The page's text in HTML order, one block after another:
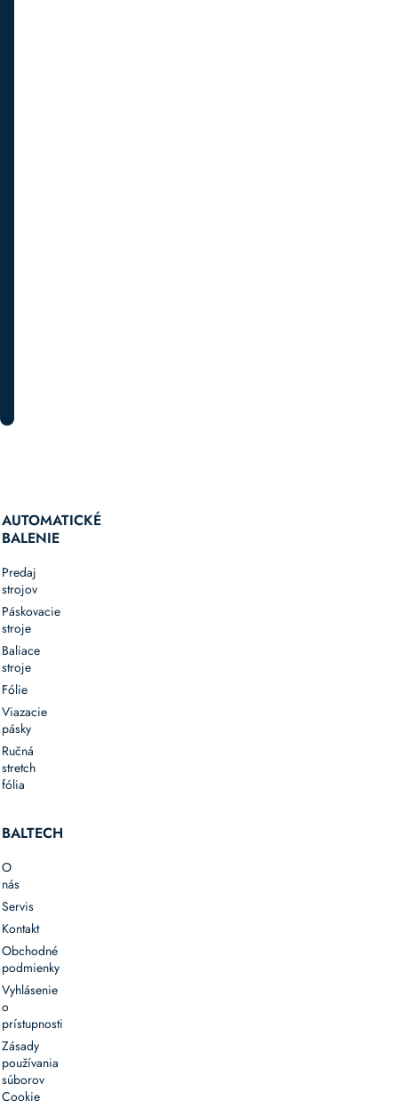
AUTOMATICKÉ
BALENIE
Predaj
strojov
Páskovacie
stroje
Baliace
stroje
Fólie
Viazacie
pásky
Ručná
stretch
fólia
BALTECH
O
nás
Servis
Kontakt
Obchodné
podmienky
Vyhlásenie
o
prístupnosti
Zásady
používania
súborov
Cookie